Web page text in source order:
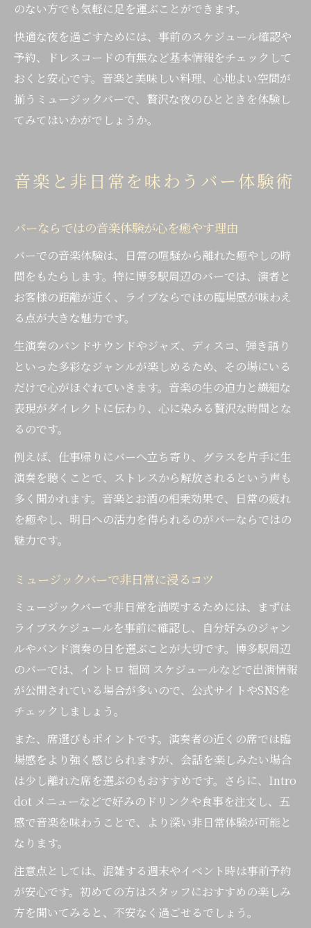
のない方でも気軽に足を運ぶことができます。
快適な夜を過ごすためには、事前のスケジュール確認や
予約、ドレスコードの有無など基本情報をチェックして
おくと安心です。音楽と美味しい料理、心地よい空間が
揃うミュージックバーで、贅沢な夜のひとときを体験し
てみてはいかがでしょうか。
音楽と非日常を味わうバー体験術
バーならではの音楽体験が心を癒やす理由
バーでの音楽体験は、日常の喧騒から離れた癒やしの時
間をもたらします。特に博多駅周辺のバーでは、演者と
お客様の距離が近く、ライブならではの臨場感が味わえ
る点が大きな魅力です。
生演奏のバンドサウンドやジャズ、ディスコ、弾き語り
といった多彩なジャンルが楽しめるため、その場にいる
だけで心がほぐれていきます。音楽の生の迫力と繊細な
表現がダイレクトに伝わり、心に染みる贅沢な時間とな
るのです。
例えば、仕事帰りにバーへ立ち寄り、グラスを片手に生
演奏を聴くことで、ストレスから解放されるという声も
多く聞かれます。音楽とお酒の相乗効果で、日常の疲れ
を癒やし、明日への活力を得られるのがバーならではの
魅力です。
ミュージックバーで非日常に浸るコツ
ミュージックバーで非日常を満喫するためには、まずは
ライブスケジュールを事前に確認し、自分好みのジャン
ルやバンド演奏の日を選ぶことが大切です。博多駅周辺
のバーでは、イントロ 福岡 スケジュールなどで出演情報
が公開されている場合が多いので、公式サイトやSNSを
チェックしましょう。
また、席選びもポイントです。演奏者の近くの席では臨
場感をより強く感じられますが、会話を楽しみたい場合
は少し離れた席を選ぶのもおすすめです。さらに、Intro
dot メニューなどで好みのドリンクや食事を注文し、五
感で音楽を味わうことで、より深い非日常体験が可能と
なります。
注意点としては、混雑する週末やイベント時は事前予約
が安心です。初めての方はスタッフにおすすめの楽しみ
方を聞いてみると、不安なく過ごせるでしょう。